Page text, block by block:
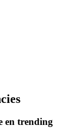
en trending